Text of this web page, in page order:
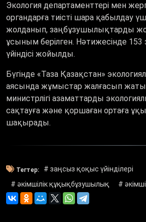
Экология департаменттері мен
органдарға тиісті шара қабылдау
жолданып, заңбұзушылықтарды
ұсыным берілген. Нәтижесінде
үйіндісі жойылды.
Бүгінде «Таза Қазақстан»
аясында жұмыстар жалғасып
министрлігі азаматтарды
сақтауға және қоршаған ортаға
шақырады.
Тегтер:
# заңсыз қоқыс үйінділері
# әкімшілік құқықбұзушылық
#